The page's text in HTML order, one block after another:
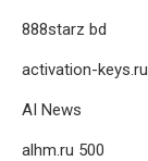
888starz bd
activation-keys.ru
AI News
alhm.ru 500